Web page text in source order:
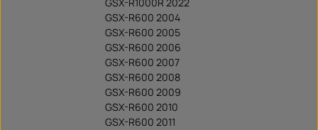
GSX-R600 2004
GSX-R600 2005
GSX-R600 2006
GSX-R600 2007
GSX-R600 2008
GSX-R600 2009
GSX-R600 2010
GSX-R600 2011